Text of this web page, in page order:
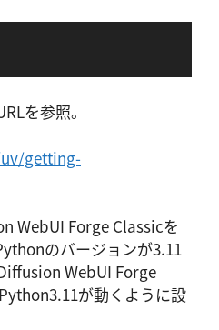
を参照。
getting-
WebUI Forge Classicを
のバージョンが3.11
WebUI Forge
が動くように設